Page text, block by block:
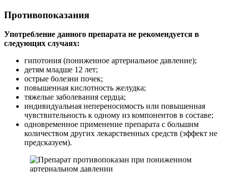
Противопоказания
Употребление данного препарата не рекомендуется в
следующих случаях:
гипотония (пониженное артериальное давление);
детям младше 12 лет;
острые болезни почек;
повышенная кислотность желудка;
тяжелые заболевания сердца;
индивидуальная непереносимость или повышенная
чувствительность к одному из компонентов в составе;
одновременное применение препарата с большим
количеством других лекарственных средств (эффект не
предсказуем).